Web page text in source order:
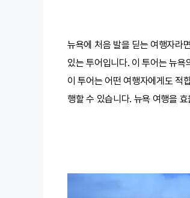
뉴욕에 처음 발을 딛는 여행자라
있는 투어입니다. 이 투어는 뉴
이 투어는 어떤 여행자에게도 적
행할 수 있습니다. 뉴욕 여행을